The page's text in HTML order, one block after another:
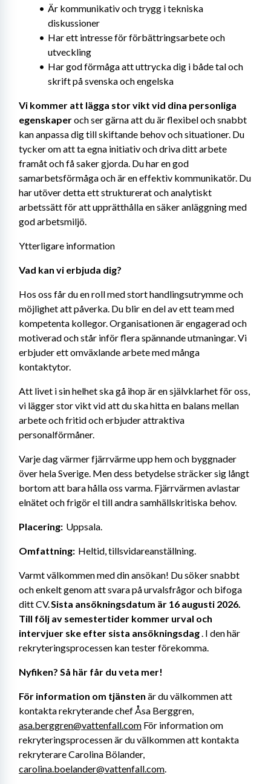
Är kommunikativ och trygg i tekniska
diskussioner
Har ett intresse för förbättringsarbete och
utveckling
Har god förmåga att uttrycka dig i både tal och
skrift på svenska och engelska
Vi kommer att lägga stor vikt vid dina personliga
egenskaper och ser gärna att du är flexibel och snabbt
kan anpassa dig till skiftande behov och situationer. Du
tycker om att ta egna initiativ och driva ditt arbete
framåt och få saker gjorda. Du har en god
samarbetsförmåga och är en effektiv kommunikatör. Du
har utöver detta ett strukturerat och analytiskt
arbetssätt för att upprätthålla en säker anläggning med
god arbetsmiljö.
Ytterligare information
Vad kan vi erbjuda dig?
Hos oss får du en roll med stort handlingsutrymme och
möjlighet att påverka. Du blir en del av ett team med
kompetenta kollegor. Organisationen är engagerad och
motiverad och står inför flera spännande utmaningar. Vi
erbjuder ett omväxlande arbete med många
kontaktytor.
Att livet i sin helhet ska gå ihop är en självklarhet för oss,
vi lägger stor vikt vid att du ska hitta en balans mellan
arbete och fritid och erbjuder attraktiva
personalförmåner.
Varje dag värmer fjärrvärme upp hem och byggnader
över hela Sverige. Men dess betydelse sträcker sig långt
bortom att bara hålla oss varma. Fjärrvärmen avlastar
elnätet och frigör el till andra samhällskritiska behov.
Placering: Uppsala.
Omfattning: Heltid, tillsvidareanställning.
Varmt välkommen med din ansökan! Du söker snabbt
och enkelt genom att svara på urvalsfrågor och bifoga
ditt CV. Sista ansökningsdatum är 16 augusti 2026.
Till följ av semestertider kommer urval och
intervjuer ske efter sista ansökningsdag . I den här
rekryteringsprocessen kan tester förekomma.
Nyfiken? Så här får du veta mer!
För information om tjänsten är du välkommen att
asa.berggren@vattenfall.com För information om
rekryteringsprocessen är du välkommen att kontakta
carolina.boelander@vattenfall.com.